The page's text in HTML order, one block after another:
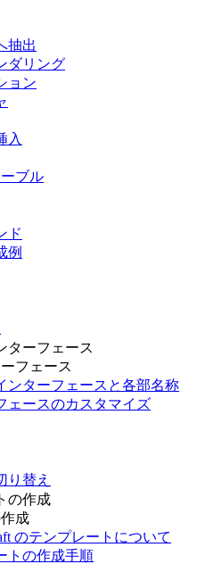
抽出
ダリング
ョン
入
ブル
ド
例
ターフェース
フェース
ンターフェースと各部名称
ェースのカスタマイズ
り替え
の作成
成
のテンプレートについて
トの作成手順